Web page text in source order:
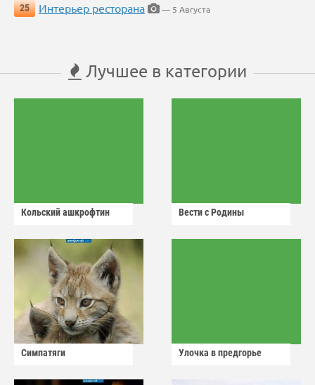
25
Интерьер ресторана — 5 Августа
Лучшее в категории
Кольский ашкрофтин Вести с Родины
Симпатяги Улочка в предгорье